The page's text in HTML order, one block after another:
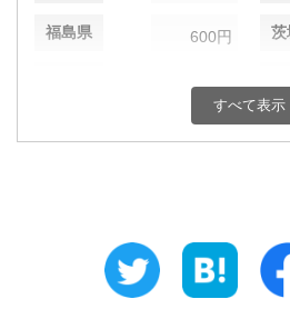
福島県 600円 茨
600円
千
600円
すべて表示